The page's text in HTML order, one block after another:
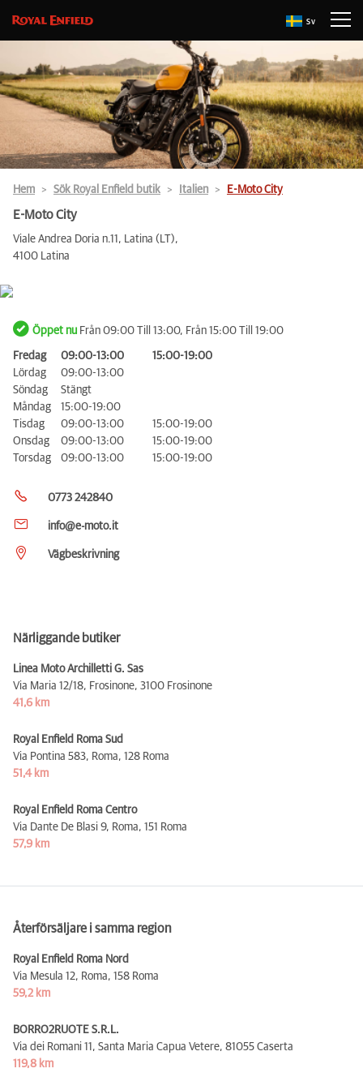
Sv
Hem Sök Royal Enfield butik Italien E-Moto City
E-Moto City
Viale Andrea Doria n.11, Latina (LT),
4100 Latina
Öppet nu Från 09:00 Till 13:00, Från 15:00 Till 19:00
Fredag 09:00-13:00
15:00-19:00
Lördag
09:00-13:00
Söndag
Stängt
Måndag
15:00-19:00
Tisdag
09:00-13:00
15:00-19:00
Onsdag
09:00-13:00
15:00-19:00
Torsdag
09:00-13:00 15:00-19:00
0773 242840
info@e-moto.it
Vägbeskrivning
Närliggande butiker
Linea Moto Archilletti G. Sas
Via Maria 12/18, Frosinone, 3100 Frosinone
41,6 km
Royal Enfield Roma Sud
Via Pontina 583, Roma, 128 Roma
51,4 km
Royal Enfield Roma Centro
Via Dante De Blasi 9, Roma, 151 Roma
57,9 km
Återförsäljare i samma region
Royal Enfield Roma Nord
Via Mesula 12, Roma, 158 Roma
59,2 km
BORRO2RUOTE S.R.L.
Via dei Romani 11, Santa Maria Capua Vetere, 81055 Caserta
119,8 km